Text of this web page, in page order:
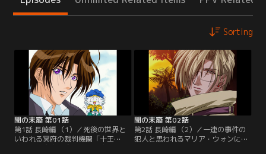
Sorting
闇の末裔 第01話
第1話 長崎編 （1）／死後の世界と
いわれる冥府の裁判機関「十王
庁」。閻魔庁召喚課は十王庁の運営
闇の末裔 第02話
第2話 長崎編 （2）／一連の事件の
犯人と思われるマリア・ウォンに出